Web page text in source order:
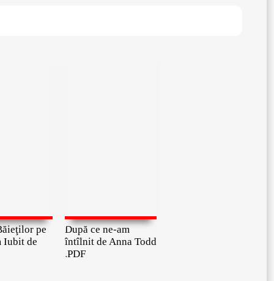
pe
Iubit de
După ce ne-am
întîlnit de Anna Todd
.PDF